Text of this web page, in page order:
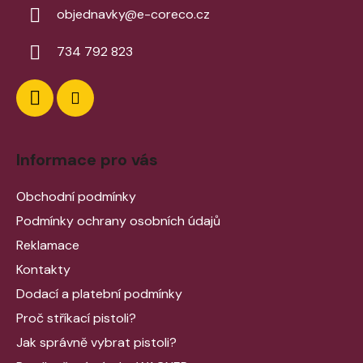
objednavky@e-coreco.cz
734 792 823
Informace pro vás
Obchodní podmínky
Podmínky ochrany osobních údajů
Reklamace
Kontakty
Dodací a platební podmínky
Proč stříkací pistoli?
Jak správně vybrat pistoli?